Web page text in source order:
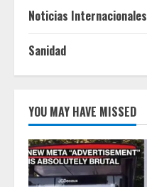
Noticias Internacionales
Sanidad
YOU MAY HAVE MISSED